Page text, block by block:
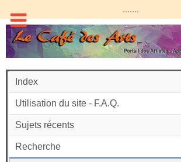
.......
Index
Utilisation du site - F.A.Q.
Sujets récents
Recherche